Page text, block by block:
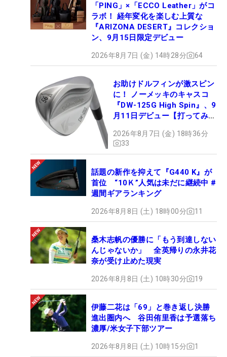
「PING」×「ECCO Leather」がコ
ラボ！ 経年変化を楽しむ上質な
『ARIZONA DESERT』コレクショ
ン、9月15日限定デビュー
2026年8月7日 (金) 14時28分 64
お助けドルフィンが激スピン
に！ ノーメッキのキャスコ
『DW-125G High Spin』、9
月11日デビュー【打ってみ
2026年8月7日 (金) 18時36分
33
話題の新作を抑えて『G440 K』が
首位 “10Ｋ”人気は未だに継続中 #
週間ギアランキング
2026年8月8日 (土) 18時00分 11
桑木志帆の優勝に「もう到達しない
んじゃないか」 全英帰りの永井花
奈が受け止めた現実
2026年8月8日 (土) 10時30分 19
伊藤二花は「69」と巻き返し決勝
進出圏内へ 谷田侑里香は予選落ち
濃厚/米女子下部ツアー
2026年8月8日 (土) 10時15分 1